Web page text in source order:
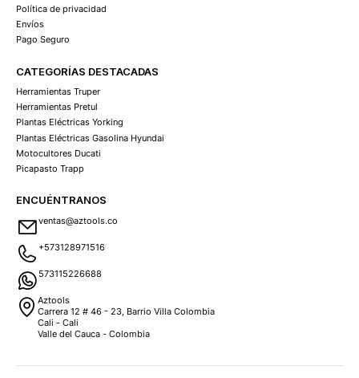
Política de privacidad
Envíos
Pago Seguro
CATEGORÍAS DESTACADAS
Herramientas Truper
Herramientas Pretul
Plantas Eléctricas Yorking
Plantas Eléctricas Gasolina Hyundai
Motocultores Ducati
Picapasto Trapp
ENCUÉNTRANOS
ventas@aztools.co
+573128971516
573115226688
Aztools
Carrera 12 # 46 - 23, Barrio Villa Colombia
Cali - Cali
Valle del Cauca - Colombia